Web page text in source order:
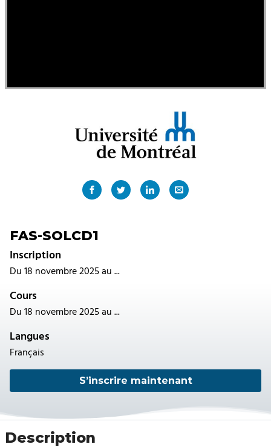
FAS-SOLCD1
Inscription
Du 18 novembre 2025 au ...
Cours
Du 18 novembre 2025 au ...
Langues
Français
S’inscrire maintenant
Description